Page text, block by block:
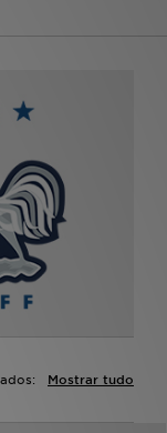
Mostrar tudo